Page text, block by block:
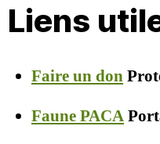
Liens
Faire un don
Faune PACA